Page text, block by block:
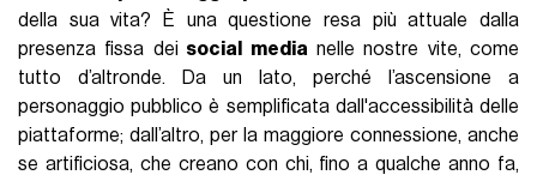
della sua vita? È una questione resa più attuale dalla
presenza fissa dei social media nelle nostre vite, come
tutto d’altronde. Da un lato, perché l’ascensione a
personaggio pubblico è semplificata dall'accessibilità delle
piattaforme; dall’altro, per la maggiore connessione, anche
se artificiosa, che creano con chi, fino a qualche anno fa,